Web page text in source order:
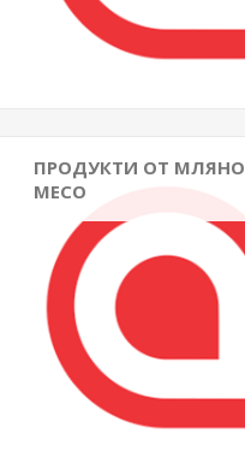
ПРОДУКТИ ОТ МЛЯНО
МЕСО